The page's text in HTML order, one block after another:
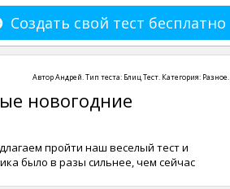
Создать свой тест бесплатно
АвторАндрей. Тип теста: Блиц Тест. Категория: Разное.
новогодние
пройти наш веселый тест и
было в разы сильнее, чем сейчас